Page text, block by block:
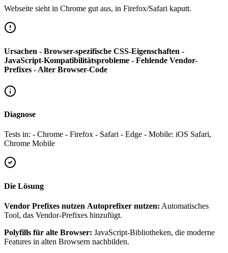
Webseite sieht in Chrome gut aus, in Firefox/Safari kaputt.
Ursachen - Browser-spezifische CSS-Eigenschaften -
JavaScript-Kompatibilitätsprobleme - Fehlende Vendor-
Prefixes - Alter Browser-Code
Diagnose
Tests in: - Chrome - Firefox - Safari - Edge - Mobile: iOS Safari,
Chrome Mobile
Die Lösung
Vendor Prefixes nutzen Autoprefixer nutzen: Automatisches
Tool, das Vendor-Prefixes hinzufügt.
Polyfills für alte Browser: JavaScript-Bibliotheken, die moderne
Features in alten Browsern nachbilden.